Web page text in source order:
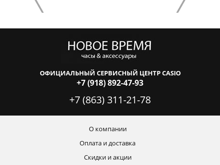
ОФИЦИАЛЬНЫЙ СЕРВИСНЫЙ ЦЕНТР CASIO
+7 (918) 892-47-93
+7 (863) 311-21-78
О компании
Оплата и доставка
Скидки и акции